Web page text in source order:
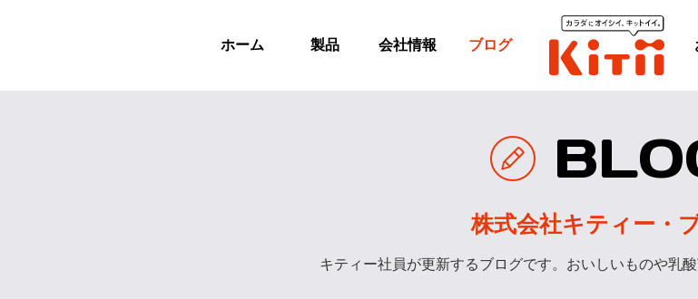
ホーム 製品 会社情報 ブログ
株式会社キティー・
キティー社員が更新するブログです。おいしいものや乳